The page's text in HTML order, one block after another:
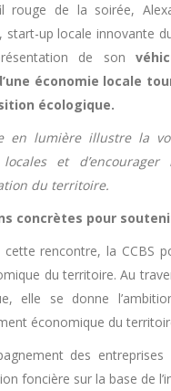
rouge de la soirée,
, start-up locale innovante
de son
économie locale
écologique.
en lumière illustre la
locales et
du territoire.
concrètes pour
cette rencontre, la CCBS
du territoire. Au
elle se donne
économique du
des
foncière sur la base de